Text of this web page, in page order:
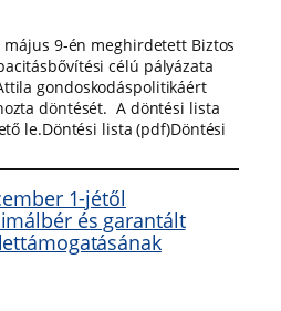
május 9-én meghirdetett Biztos
célú pályázata
gondoskodáspolitikáért
döntését. A döntési lista
le.Döntési lista (pdf)Döntési
1-jétől
és garantált